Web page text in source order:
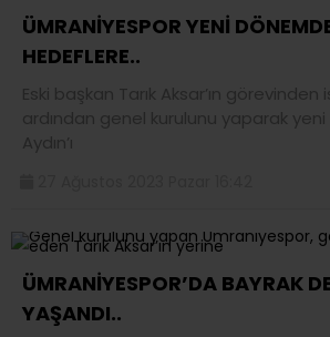
ÜMRANİYESPOR YENİ
HEDEFLERE..
Eski başkan Tarık Aksar’ın
ardından genel kurulunu yaparak
Aydın’ı
ÜMRANİYESPOR’DA BAYRAK
YAŞANDI..